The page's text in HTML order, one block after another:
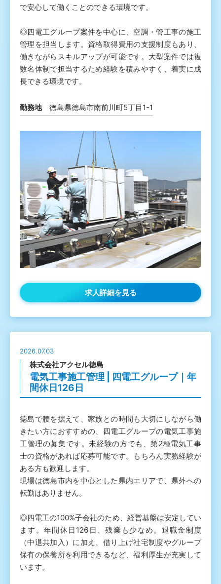
で安心して働くことのできる環境です。
◎四電工グループ案件を中心に、空調・管工事の施工
管理を担当します。資格取得費用の支援制度もあり、
働きながらスキルアップが可能です。大型案件では複
数名体制で担当するため経験を積みやすく、着実に成
長できる環境です。
勤務地 徳島県徳島市南前川町5丁目1-1
求人詳細を見る
2026.07.03
株式会社アクセル徳島
電気工事施工管理 | 四電工グループ｜年
間休日126日
徳島で腰を据えて、家族との時間も大切にしながら働
きたい方におすすめの、四電工グループの電気工事施
工管理の募集です。未経験の方でも、第2種電気工事
士の資格があれば応募可能です。もちろん実務経験が
ある方も歓迎します。
現場は徳島市内を中心とした県内エリアで、県外への
転勤はありません。
◎四電工の100%子会社のため、経営基盤は安定してい
ます。年間休日126日、残業も少なめ。退職金制度
（中退共加入）に加え、借り上げ社宅制度やグループ
保有の保養所を利用できるなど、福利厚生が充実して
います。